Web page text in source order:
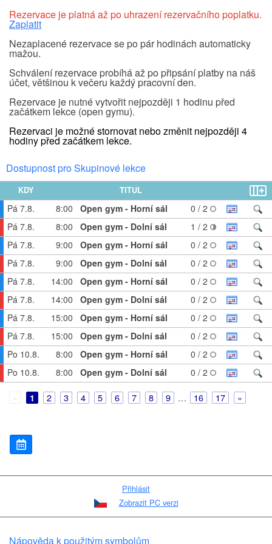
Rezervace je platná až po uhrazení rezervačního poplatku.
Zaplatit
Nezaplacené rezervace se po pár hodinách automaticky
mažou.
Schválení rezervace probíhá až po připsání platby na náš
účet, většinou k večeru každý pracovní den.
Rezervace je nutné vytvořit nejpozději 1 hodinu před
začátkem lekce (open gymu).
Rezervaci je možné stornovat nebo změnit nejpozději 4
hodiny před začátkem lekce.
Dostupnost pro Skupinové lekce
KDY TITUL
Pá 7.8. 8:00 Open gym - Horní sál
0 / 2
Pá 7.8.
8:00 Open gym - Dolní sál
1 / 2
Pá 7.8.
9:00 Open gym - Horní sál
0 / 2
Pá 7.8.
9:00 Open gym - Dolní sál
0 / 2
Pá 7.8.
14:00 Open gym - Horní sál
0 / 2
Pá 7.8.
14:00 Open gym - Dolní sál
0 / 2
Pá 7.8.
15:00 Open gym - Horní sál
0 / 2
Pá 7.8.
15:00 Open gym - Dolní sál
0 / 2
Po 10.8.
8:00 Open gym - Horní sál
0 / 2
Po 10.8.
8:00 Open gym - Dolní sál 0 / 2
1 2 3 4 5 6 7 8 9 … 16 17
Přihlásit
Zobrazit PC verzi
Nápověda k použitým symbolům